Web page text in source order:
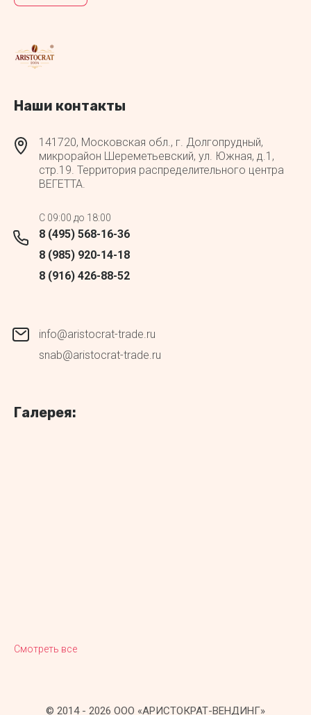
Наши контакты
141720, Московская обл., г. Долгопрудный,
микрорайон Шереметьевский, ул. Южная, д.1,
стр.19. Территория распределительного центра
ВЕГЕТТА.
C 09:00 до 18:00
8 (495) 568-16-36
8 (985) 920-14-18
8 (916) 426-88-52
info@aristocrat-trade.ru
snab@aristocrat-trade.ru
Галерея:
Смотреть все
© 2014 - 2026 ООО «АРИСТОКРАТ-ВЕНДИНГ»